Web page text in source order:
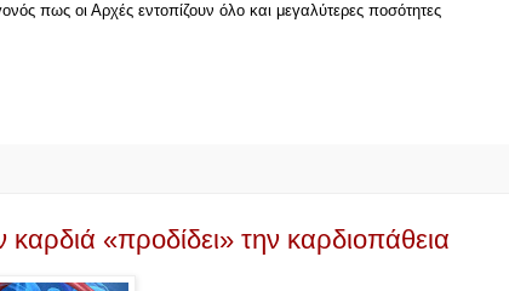
πως οι Αρχές εντοπίζουν όλο και μεγαλύτερες ποσότητες
«προδίδει» την καρδιοπάθεια